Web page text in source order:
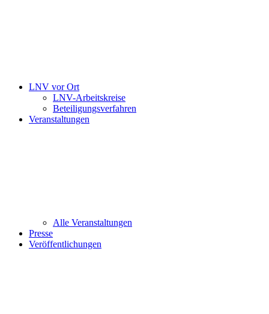
LNV vor Ort
LNV-Arbeitskreise
Beteiligungsverfahren
Veranstaltungen
Alle Veranstaltungen
Presse
Veröffentlichungen